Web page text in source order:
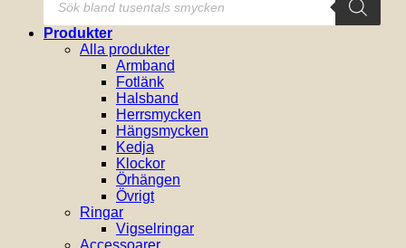
Produkter
Alla produkter
Armband
Fotlänk
Halsband
Herrsmycken
Hängsmycken
Kedja
Klockor
Örhängen
Övrigt
Ringar
Vigselringar
Accessoarer